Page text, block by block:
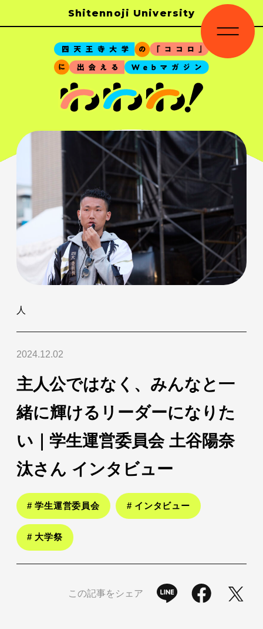
Shitennoji University
人
2024.12.02
主人公ではなく、みんなと一
緒に輝けるリーダーになりた
い｜学生運営委員会 土谷陽奈
汰さん インタビュー
# 学生運営委員会 # インタビュー
# 大学祭
この記事をシェア